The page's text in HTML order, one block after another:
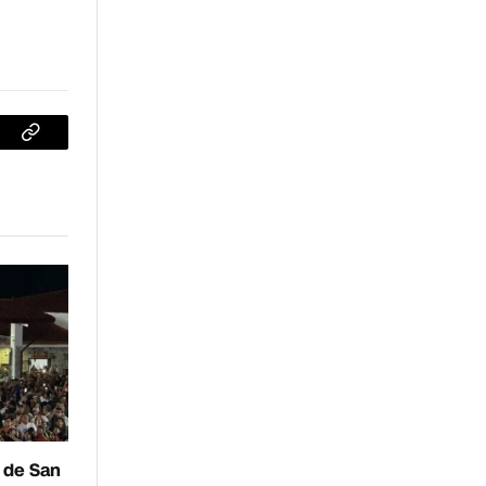
Copiar
San